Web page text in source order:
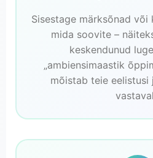
Sisestage märksõnad või
mida soovite –
keskendunud
„ambiensimaastik
mõistab teie eelistusi